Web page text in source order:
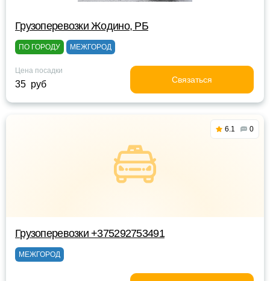
Грузоперевозки Жодино, РБ
ПО ГОРОДУ МЕЖГОРОД
Цена посадки
35 руб Связаться
6.1 0
Грузоперевозки +375292753491
МЕЖГОРОД